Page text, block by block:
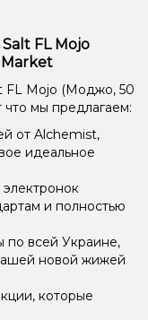
FL Mojo
FL Mojo (Моджо, 50
мы предлагаем:
от Alchemist,
идеальное
и полностью
по всей Украине,
новой жижей
которые